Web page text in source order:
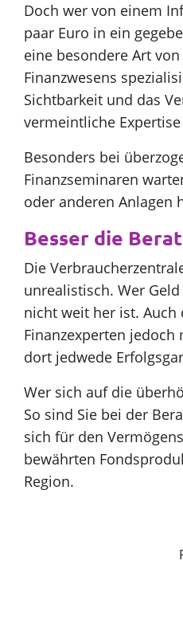
Doch wer von einem
paar Euro in ein
eine besondere Art
Finanzwesens
Sichtbarkeit und das
vermeintliche
Besonders bei
Finanzseminaren
oder anderen Anlagen
Besser die
Die
unrealistisch. Wer
nicht weit her ist.
Finanzexperten
dort jedwede
Wer sich auf die
So sind Sie bei der
sich für den
bewährten
Region.